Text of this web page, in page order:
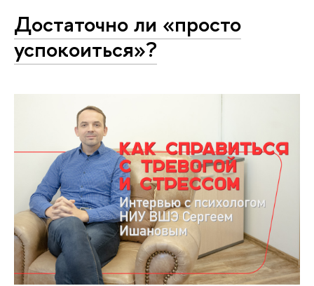
Достаточно ли «просто
успокоиться»?